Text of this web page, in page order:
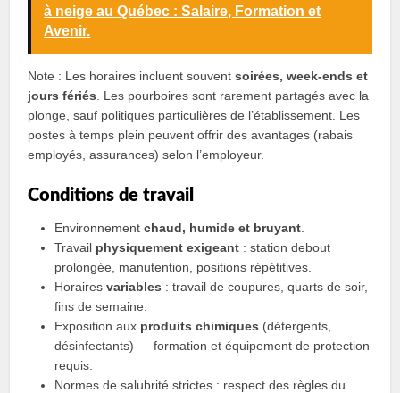
à neige au Québec : Salaire, Formation et
Avenir.
Note : Les horaires incluent souventsoirées, week-ends et
jours fériés . Les pourboires sont rarement partagés avec la
plonge, sauf politiques particulières de l’établissement. Les
postes à temps plein peuvent offrir des avantages (rabais
employés, assurances) selon l’employeur.
Conditions de travail
Environnementchaud, humide et bruyant
Travail physiquement exigeant : station debout
prolongée, manutention, positions répétitives.
Horairesvariables : travail de coupures, quarts de soir,
fins de semaine.
Exposition aux produits chimiques (détergents,
désinfectants) — formation et équipement de protection
requis.
Normes de salubrité strictes : respect des règles du